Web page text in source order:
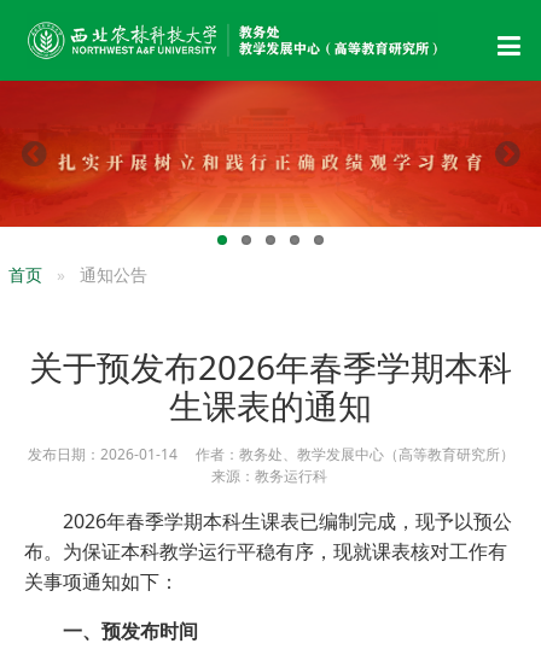
首页 通知公告
关于预发布2026年春季学期本科
生课表的通知
发布日期：2026-01-14 作者：教务处、教学发展中心（高等教育研究所）
来源：教务运行科
2026年春季学期本科生课表已编制完成，现予以预公
布。为保证本科教学运行平稳有序，现就课表核对工作有
关事项通知如下：
一、预发布时间